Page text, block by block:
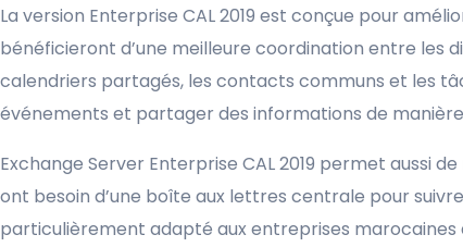
La version Enterprise CAL 2019 est conçue pour
bénéficieront d’une meilleure coordination entre les
calendriers partagés, les contacts communs et les
événements et partager des informations de
Exchange Server Enterprise CAL 2019 permet aussi
ont besoin d’une boîte aux lettres centrale pour
particulièrement adapté aux entreprises